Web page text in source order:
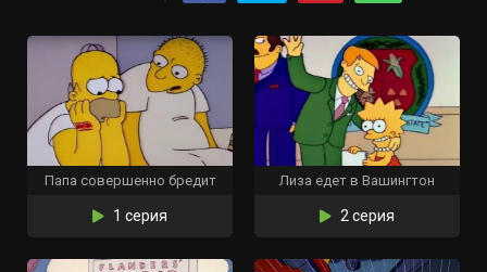
Папа совершенно бредит
1 серия
Лиза едет в Вашингтон
2 серия